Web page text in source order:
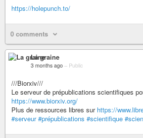
https://holepunch.to/
0 comments
La graine
3 months ago – Public
///Biorxiv///
Le serveur de prépublications scientifiques
https://www.biorxiv.org/
Plus de ressources libres sur https://
#serveur #prépublications #scientifique